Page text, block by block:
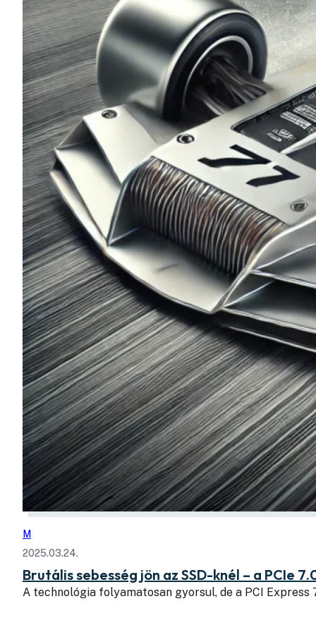
M
2025.03.24.
Brutális sebesség jön az SSD-knél – a PCIe
A technológia folyamatosan gyorsul, de a PCI Express